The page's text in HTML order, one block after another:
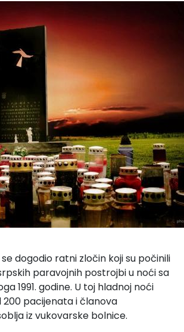
dogodio ratni zločin koji su počinili
paravojnih postrojbi u noći sa
1991. godine. U toj hladnoj noći
200 pacijenata i članova
iz vukovarske bolnice.